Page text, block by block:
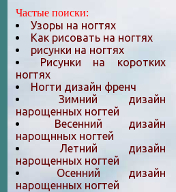
Частые поиски:
Узоры на ногтях
Как рисовать на ногтях
рисунки на ногтях
Рисунки на коротких
ногтях
Ногти дизайн френч
Зимний дизайн
нарощенных ногтей
Весенний дизайн
нарощнных ногтей
Летний дизайн
нарощенных ногтей
Осенний дизайн
нарощенных ногтей